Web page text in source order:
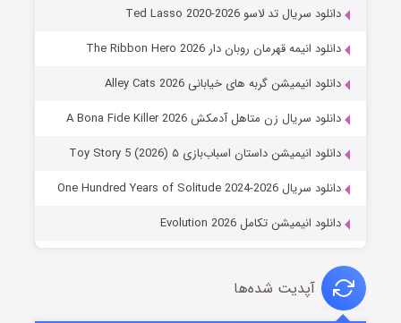
دانلود سریال تد لاسو Ted Lasso 2020-2026
دانلود انیمه قهرمان روبان دار The Ribbon Hero 2026
دانلود انیمیشن گربه های خیابانی Alley Cats 2026
دانلود سریال زن متاهل آدمکش A Bona Fide Killer 2026
دانلود انیمیشن داستان اسباب‌بازی ۵ Toy Story 5 (2026)
دانلود سریال One Hundred Years of Solitude 2024-2026
دانلود انیمیشن تکامل Evolution 2026
آپدیت شده‌ها